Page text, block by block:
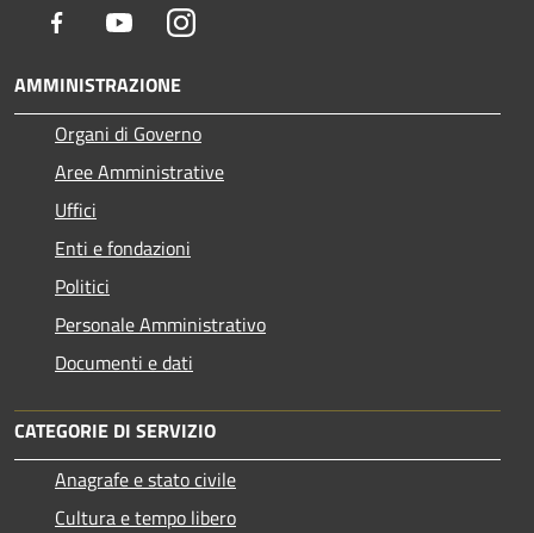
Facebook YoutubeInstagram
AMMINISTRAZIONE
Organi di Governo
Aree Amministrative
Uffici
Enti e fondazioni
Politici
Personale Amministrativo
Documenti e dati
CATEGORIE DI SERVIZIO
Anagrafe e stato civile
Cultura e tempo libero